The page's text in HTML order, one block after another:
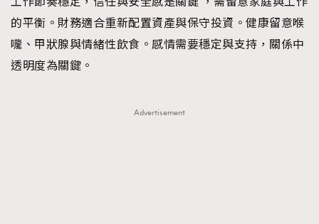
的平衡。財務適合重新配置資產與保守投資。健康留意喉
嚨、甲狀腺與情緒性飲食。感情需要穩定與支持，關係中
透明度為關鍵。
Advertisement